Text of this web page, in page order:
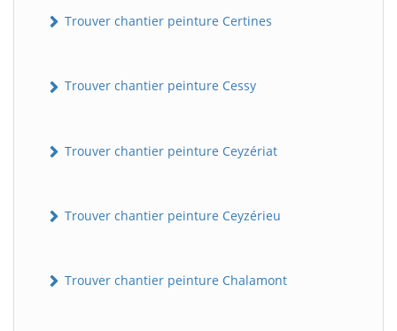
Trouver chantier peinture Certines
Trouver chantier peinture Cessy
Trouver chantier peinture Ceyzériat
Trouver chantier peinture Ceyzérieu
Trouver chantier peinture Chalamont